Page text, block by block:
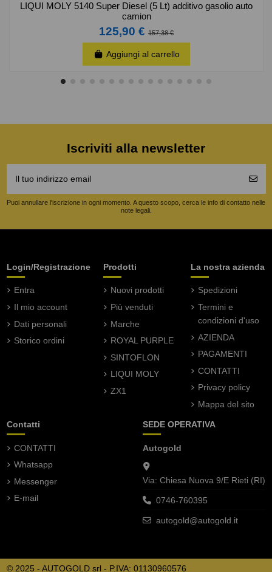
LIQUI MOLY 5140 Super Diesel (5 Lt) additivo gasolio auto
camion
125,90 € 157,38 €
Aggiungi al carrello
Iscriviti alla newsletter
Puoi annullare l'iscrizione in ogni momento. A questo scopo, cerca le info di contatto nelle
note legali.
Login/Registrazione
Entra
Il mio account
Dati personali
Storico ordini
Prodotti
Nuovi prodotti
Più venduti
Marche
ROYAL PURPLE
SINTOFLON
LIQUI MOLY
ZX1
La nostra azienda
Spedizioni
Termini e
condizioni d'uso
AZIENDA
PAGAMENTI
CONTATTI
Privacy policy
Mappa del sito
Contatti
CONTATTI
Whatsapp
Messenger
E-mail
SEDE OPERATIVA
Autogold
Via: Chiesa Nuova 9/E Rieti (RI)
0746-760395
autogold@autogold.it
© 2025 - AUTOGOLD srl - P.IVA: 01130960576